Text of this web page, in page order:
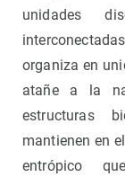
unidades
organiza en
atañe a la
estructuras
mantienen en
entrópico